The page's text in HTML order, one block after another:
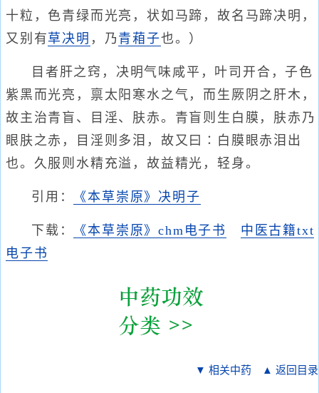
十粒，色青绿而光亮，状如马蹄，故名马蹄决明，
又别有草决明 ，乃 青葙子也。）
目者肝之窍，决明气味咸平，叶司开合，子色
紫黑而光亮，禀太阳寒水之气，而生厥阴之肝木，
故主治青盲、目淫、肤赤。青盲则生白膜，肤赤乃
眼肤之赤，目淫则多泪，故又曰∶白膜眼赤泪出
也。久服则水精充溢，故益精光，轻身。
引用： 《本草崇原》决明子
下载： 《本草崇原》chm电子书
中医古籍txt
电子书
▼ 相关中药 ▲ 返回目录